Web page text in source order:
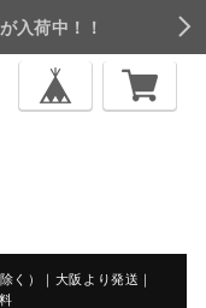
入荷中！！
く）｜大阪より発送｜